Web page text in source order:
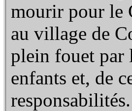
mourir pour le
au village de
plein fouet par
enfants et, de